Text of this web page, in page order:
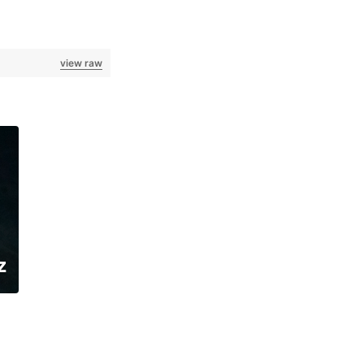
view raw